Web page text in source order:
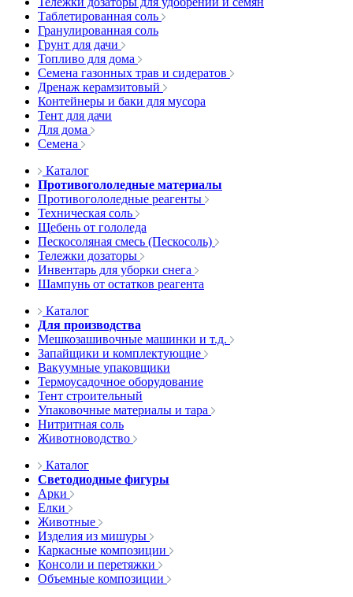
Таблетированная соль
Гранулированная соль
Грунт для дачи
Топливо для дома
Семена газонных трав и сидератов
Дренаж керамзитовый
Контейнеры и баки для мусора
Тент для дачи
Для дома
Семена
Каталог
Противогололедные материалы
Противогололедные реагенты
Техническая соль
Щебень от гололеда
Пескосоляная смесь (Пескосоль)
Тележки дозаторы
Инвентарь для уборки снега
Шампунь от остатков реагента
Каталог
Для производства
Мешкозашивочные машинки и т.д.
Запайщики и комплектующие
Вакуумные упаковщики
Термоусадочное оборудование
Тент строительный
Упаковочные материалы и тара
Нитритная соль
Животноводство
Каталог
Светодиодные фигуры
Арки
Елки
Животные
Изделия из мишуры
Каркасные композиции
Консоли и перетяжки
Объемные композиции